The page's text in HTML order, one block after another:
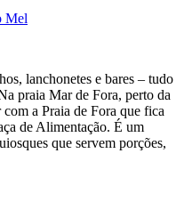
Mel
lanchonetes e bares – tudo
praia Mar de Fora, perto da
a Praia de Fora que fica
de Alimentação. É um
que servem porções,